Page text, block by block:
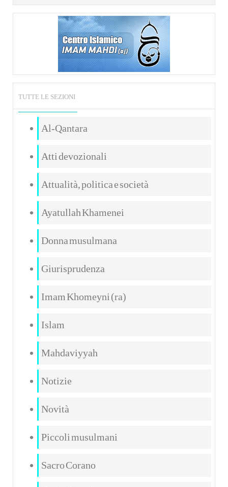
TUTTE LE SEZIONI
Al-Qantara
Atti devozionali
Attualità, politica e società
Ayatullah Khamenei
Donna musulmana
Giurisprudenza
Imam Khomeyni (ra)
Islam
Mahdaviyyah
Notizie
Novità
Piccoli musulmani
Sacro Corano